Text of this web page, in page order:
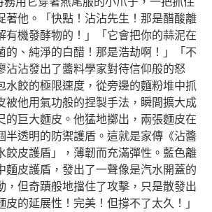
著他。「快點！沾沾先生！那是醋酸離
有機發酵物的！」「它會把你的蒜泥在
的、純淨的白醋！那是浩劫啊！」「不
沾沾發出了醬料學家對待信仰般的怒
水餃的極限速度，從旁邊的麵粉堆中抓
被他用氣功般的捏製手法，瞬間擴大成
的巨大麵皮。他猛地擲出，兩張麵皮在
半透明的防禦護盾。這就是家傳《沾醬
餃皮護盾」，薄韌而充滿彈性。藍色離
麵皮護盾，發出了一聲像是汽水開蓋的
，但奇蹟般地擋住了攻擊，只是散發出
的延展性！完美！但撐不了太久！」